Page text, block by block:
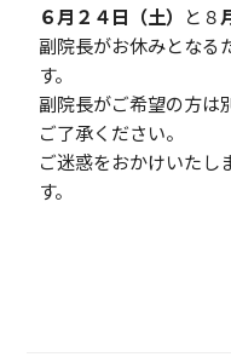
６月２４日（土） と８
副院長がお休みとなる
す。
副院長がご希望の方は
ご了承ください。
ご迷惑をおかけいたし
す。